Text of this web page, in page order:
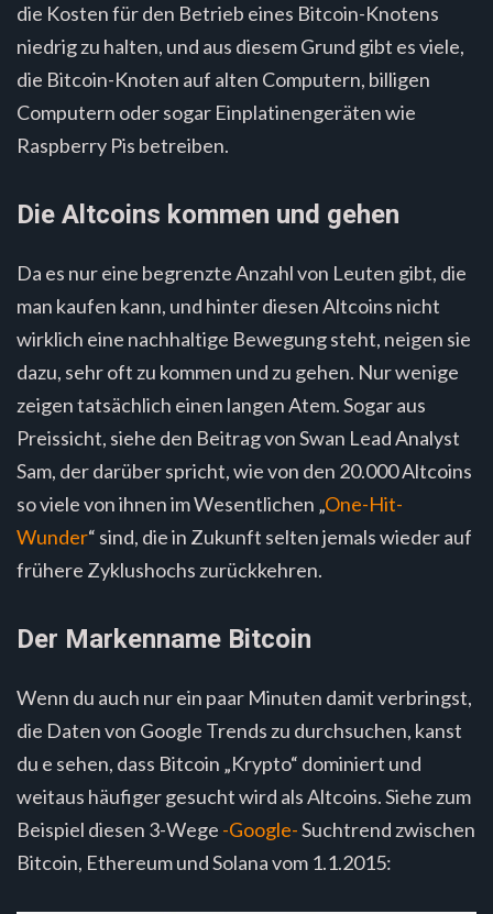
die Kosten für den Betrieb eines Bitcoin-Knotens
niedrig zu halten, und aus diesem Grund gibt es viele,
die Bitcoin-Knoten auf alten Computern, billigen
Computern oder sogar Einplatinengeräten wie
Raspberry Pis betreiben.
Die Altcoins kommen und gehen
Da es nur eine begrenzte Anzahl von Leuten gibt, die
man kaufen kann, und hinter diesen Altcoins nicht
wirklich eine nachhaltige Bewegung steht, neigen sie
dazu, sehr oft zu kommen und zu gehen. Nur wenige
zeigen tatsächlich einen langen Atem. Sogar aus
Preissicht, siehe den Beitrag von Swan Lead Analyst
Sam, der darüber spricht, wie von den 20.000 Altcoins
so viele von ihnen im Wesentlichen „One-Hit-
Wunder“ sind, die in Zukunft selten jemals wieder auf
frühere Zyklushochs zurückkehren.
Der Markenname Bitcoin
Wenn du auch nur ein paar Minuten damit verbringst,
die Daten von Google Trends zu durchsuchen, kanst
du e sehen, dass Bitcoin „Krypto“ dominiert und
weitaus häufiger gesucht wird als Altcoins. Siehe zum
Beispiel diesen 3-Wege -Google-Suchtrend zwischen
Bitcoin, Ethereum und Solana vom 1.1.2015: